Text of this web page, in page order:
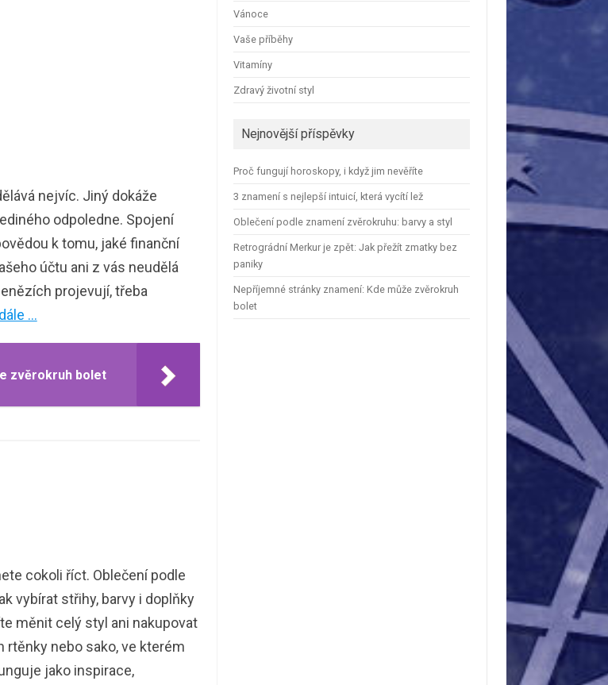
nejvíc. Jiný dokáže
odpoledne. Spojení
k tomu, jaké finanční
účtu ani z vás neudělá
projevují, třeba
…
zvěrokruh bolet
cokoli říct. Oblečení podle
vybírat střihy, barvy i doplňky
měnit celý styl ani nakupovat
rtěnky nebo sako, ve kterém
jako inspirace,
Vánoce
Vaše příběhy
Vitamíny
Zdravý životní styl
Nejnovější příspěvky
Proč fungují horoskopy, i když jim nevěříte
3 znamení s nejlepší intuicí, která vycítí lež
Oblečení podle znamení zvěrokruhu: barvy a styl
Retrográdní Merkur je zpět: Jak přežít zmatky bez
paniky
Nepříjemné stránky znamení: Kde může zvěrokruh
bolet